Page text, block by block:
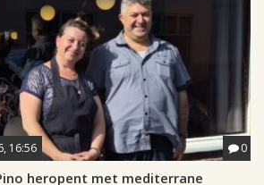
16:56 0
heropent met mediterrane